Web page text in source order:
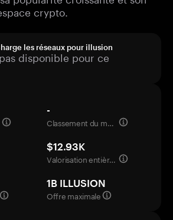
crypto.
les réseaux pour illusion
disponible pour ce
-
Classement du marché
$12.93K
Valorisation entièrement diluée
1B ILLUSION
Offre maximale